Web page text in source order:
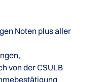
Noten plus aller
von der CSULB